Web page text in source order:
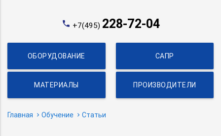
phone +7(495) 228-72-04
ОБОРУДОВАНИЕ САПР
МАТЕРИАЛЫ ПРОИЗВОДИТЕЛИ
Главная Обучение Статьи